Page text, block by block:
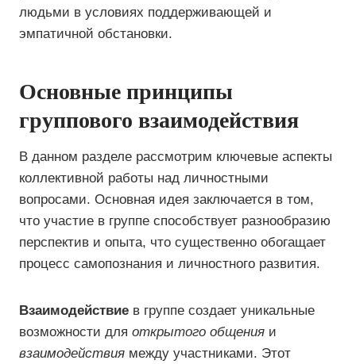
людьми в условиях поддерживающей и
эмпатичной обстановки.
Основные принципы
группового взаимодействия
В данном разделе рассмотрим ключевые аспекты
коллективной работы над личностными
вопросами. Основная идея заключается в том,
что участие в группе способствует разнообразию
перспектив и опыта, что существенно обогащает
процесс самопознания и личностного развития.
Взаимодействие в группе создает уникальные
возможности для открытого общения и
взаимодействия между участниками. Этот